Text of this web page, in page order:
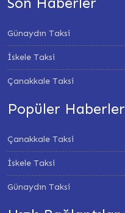
Günaydın Taksi
İskele Taksi
Çanakkale Taksi
Popüler Haberler
Çanakkale Taksi
İskele Taksi
Günaydın Taksi